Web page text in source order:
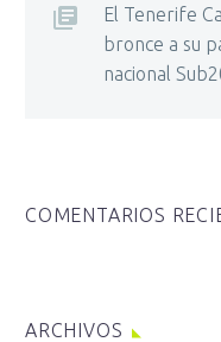
El Tenerife
bronce a su
nacional
COMENTARIOS
ARCHIVOS